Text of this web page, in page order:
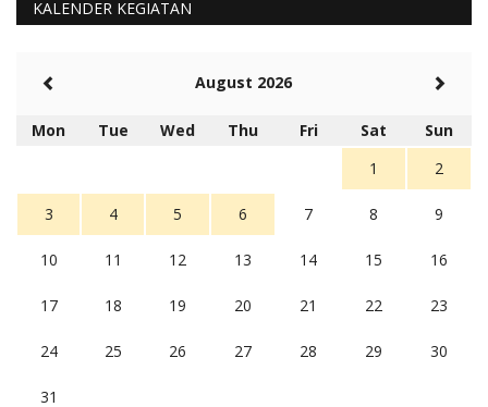
KALENDER KEGIATAN
August 2026
Mon Tue Wed Thu Fri Sat
Sun
1
2
3 4 5 6 7 8 9
10 11 12 13 14 15 16
17 18 19 20 21 22 23
24 25 26 27 28 29 30
31